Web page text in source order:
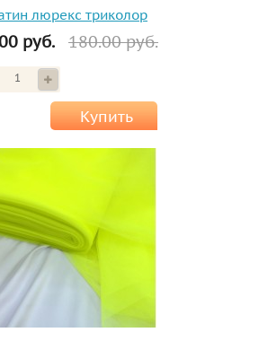
люрекс триколор
руб. 180.00 руб.
Купить